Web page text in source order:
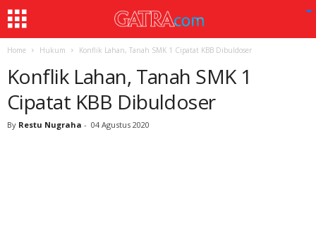
Home Hukum Konflik Lahan, Tanah SMK 1 Cipatat KBB Dibuldoser
Konflik Lahan, Tanah SMK 1
Cipatat KBB Dibuldoser
By Restu Nugraha - 04 Agustus 2020